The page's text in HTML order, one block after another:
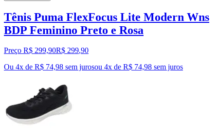
Tênis Puma FlexFocus Lite Modern Wns
BDP Feminino Preto e Rosa
Preço R$ 299,90R$ 299,90
Ou 4x de R$ 74,98 sem jurosou 4x de R$ 74,98 sem juros